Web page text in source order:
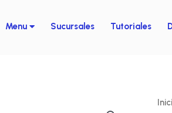
Menu Sucursales Tutoriales